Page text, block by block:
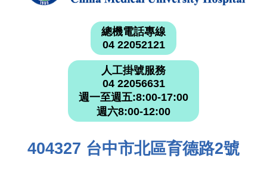
總機電話專線
04 22052121
人工掛號服務
04 22056631
週一至週五:8:00-17:00
週六8:00-12:00
404327 台中市北區育德路2號